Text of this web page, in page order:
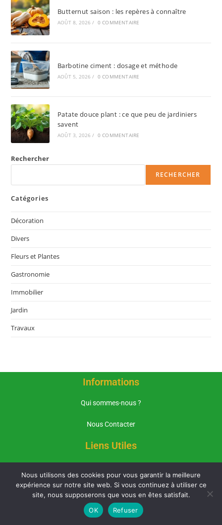
Butternut saison : les repères à connaître
AOÛT 8, 2026 / 0 COMMENTAIRE
Barbotine ciment : dosage et méthode
AOÛT 5, 2026 / 0 COMMENTAIRE
Patate douce plant : ce que peu de jardiniers
savent
AOÛT 3, 2026 / 0 COMMENTAIRE
Rechercher
RECHERCHER
Catégories
Décoration
Divers
Fleurs et Plantes
Gastronomie
Immobilier
Jardin
Travaux
Informations
Qui sommes-nous ?
Nous Contacter
Liens Utiles
Politique de Confidentialité
Plan du Site
Nous utilisons des cookies pour vous garantir la meilleure
expérience sur notre site web. Si vous continuez à utiliser ce
site, nous supposerons que vous en êtes satisfait.
OK
Refuser